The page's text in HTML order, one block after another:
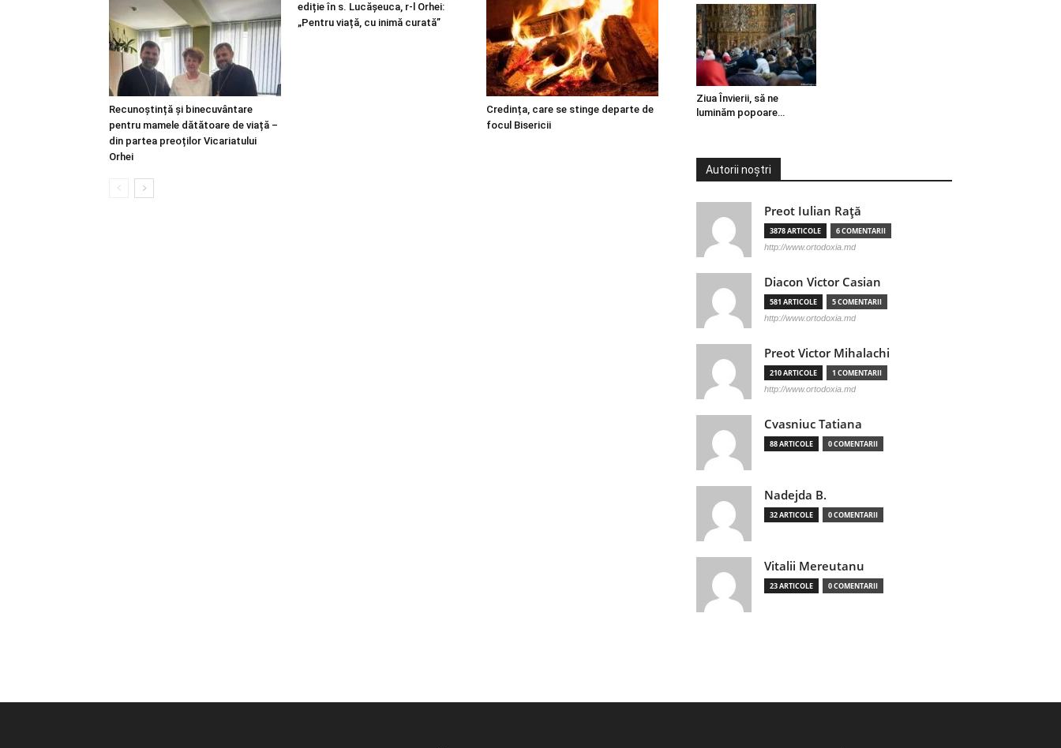
Recunoștință și binecuvântare
pentru mamele dătătoare de viață –
din partea preoților Vicariatului
Orhei
ediție în s. Lucășeuca, r-l Orhei:
„Pentru viață, cu inimă curată”
Credința, care se stinge departe de
focul Bisericii
Ziua Învierii, să ne
luminăm popoare…
Autorii noștri
Preot Iulian Raţă
3878 ARTICOLE 6 COMENTARII
http://www.ortodoxia.md
Diacon Victor Casian
581 ARTICOLE 5 COMENTARII
http://www.ortodoxia.md
Preot Victor Mihalachi
210 ARTICOLE 1 COMENTARII
http://www.ortodoxia.md
Cvasniuc Tatiana
88 ARTICOLE 0 COMENTARII
Nadejda B.
32 ARTICOLE 0 COMENTARII
Vitalii Mereutanu
23 ARTICOLE 0 COMENTARII